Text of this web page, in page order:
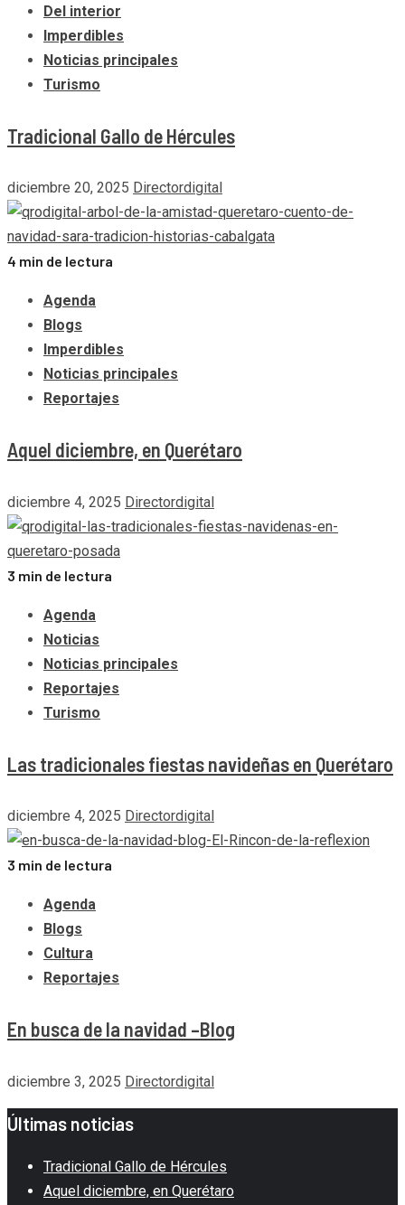
Del interior
Imperdibles
Noticias principales
Turismo
Tradicional Gallo de Hércules
diciembre 20, 2025 Directordigital
4 min de lectura
Agenda
Blogs
Imperdibles
Noticias principales
Reportajes
Aquel diciembre, en Querétaro
diciembre 4, 2025 Directordigital
3 min de lectura
Agenda
Noticias
Noticias principales
Reportajes
Turismo
Las tradicionales fiestas navideñas en Querétaro
diciembre 4, 2025 Directordigital
3 min de lectura
Agenda
Blogs
Cultura
Reportajes
En busca de la navidad –Blog
diciembre 3, 2025 Directordigital
Últimas noticias
Tradicional Gallo de Hércules
Aquel diciembre, en Querétaro